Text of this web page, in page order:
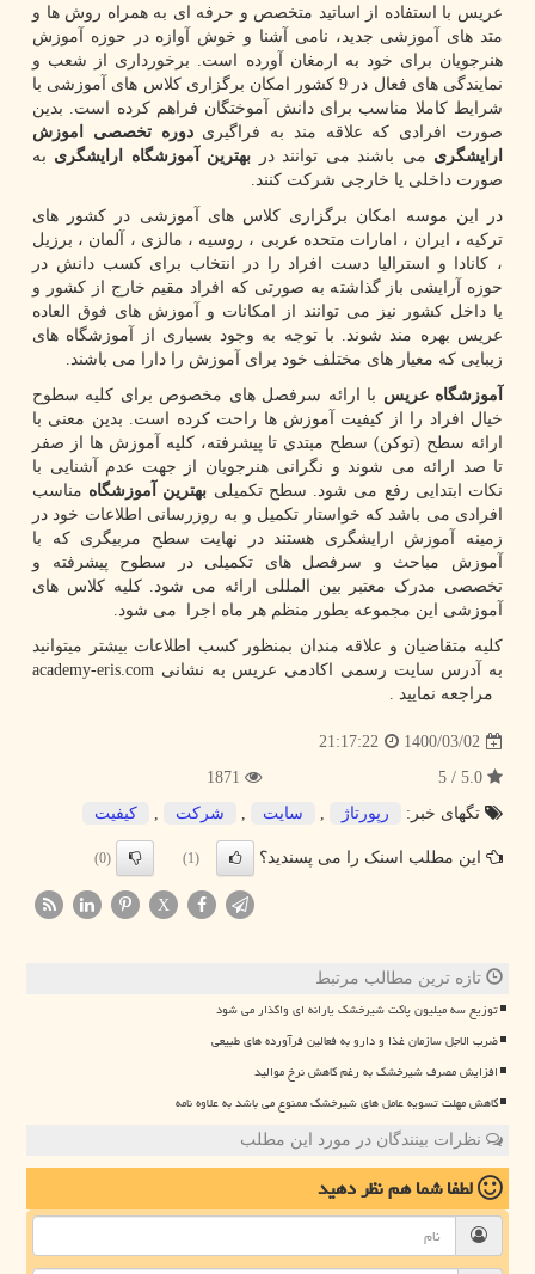
عریس با استفاده از اساتید متخصص و حرفه ای به همراه روش ها و
متد های آموزشی جدید، نامی آشنا و خوش آوازه در حوزه آموزش
هنرجویان برای خود به ارمغان آورده است. برخورداری از شعب و
نمایندگی های فعال در 9 کشور امکان برگزاری کلاس های آموزشی با
شرایط کاملا مناسب برای دانش آموختگان فراهم کرده است. بدین
صورت افرادی که علاقه مند به فراگیریدوره تخصصی اموزش
ارایشگری می باشند می توانند در بهترین آموزشگاه ارایشگری به
صورت داخلی یا خارجی شرکت کنند.
در این موسه امکان برگزاری کلاس های آموزشی در کشور های
ترکیه ، ایران ، امارات متحده عربی ، روسیه ، مالزی ، آلمان ، برزیل
، کانادا و استرالیا دست افراد را در انتخاب برای کسب دانش در
حوزه آرایشی باز گذاشته به صورتی که افراد مقیم خارج از کشور و
یا داخل کشور نیز می توانند از امکانات و آموزش های فوق العاده
عریس بهره مند شوند. با توجه به وجود بسیاری از آموزشگاه های
زیبایی که معیار های مختلف خود برای آموزش را دارا می باشند.
آموزشگاه عریس با ارائه سرفصل های مخصوص برای کلیه سطوح
خیال افراد را از کیفیت آموزش ها راحت کرده است. بدین معنی با
ارائه سطح (توکن) سطح مبتدی تا پیشرفته، کلیه آموزش ها از صفر
تا صد ارائه می شوند و نگرانی هنرجویان از جهت عدم آشنایی با
نکات ابتدایی رفع می شود. سطح تکمیلی بهترین آموزشگاه مناسب
افرادی می باشد که خواستار تکمیل و به روزرسانی اطلاعات خود در
زمینه آموزش ارایشگری هستند در نهایت سطح مربیگری که با
آموزش مباحث و سرفصل های تکمیلی در سطوح پیشرفته و
تخصصی مدرک معتبر بین المللی ارائه می شود. کلیه کلاس های
آموزشی این مجموعه بطور منظم هر ماه اجرا می شود.
کلیه متقاضیان و علاقه مندان بمنظور کسب اطلاعات بیشتر میتوانید
به آدرس سایت رسمی اکادمی عریس به نشانی academy-eris.com
مراجعه نمایید .
1400/03/02
21:17:22
تگهای خبر:
رپورتاژ , سایت , شركت , كیفیت
این مطلب اسنک را می پسندید؟ (1)
(0)
X
تازه ترین مطالب مرتبط
توزیع سه میلیون پاکت شیرخشک یارانه ای واگذار می شود
ضرب الاجل سازمان غذا و دارو به فعالین فرآورده های طبیعی
افزایش مصرف شیرخشک به رغم کاهش نرخ موالید
کاهش مهلت تسویه عامل های شیرخشک ممنوع می باشد به علاوه نامه
نظرات بینندگان در مورد این مطلب
لطفا شما همنظر دهید